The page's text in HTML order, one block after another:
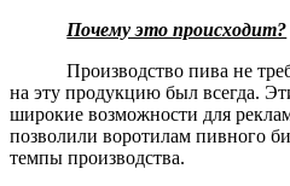
Почему это происходит?
Производство пива не
на эту продукцию был всегда.
широкие возможности для
позволили воротилам пивного
темпы производства.